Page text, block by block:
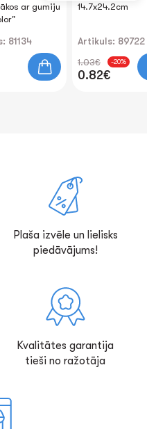
ar gumiju
81134
14.7x24.2cm
Artikuls: 89722
1.03€ -20%
0.82€
Plaša izvēle un lielisks
piedāvājums!
Kvalitātes garantija
tieši no ražotāja